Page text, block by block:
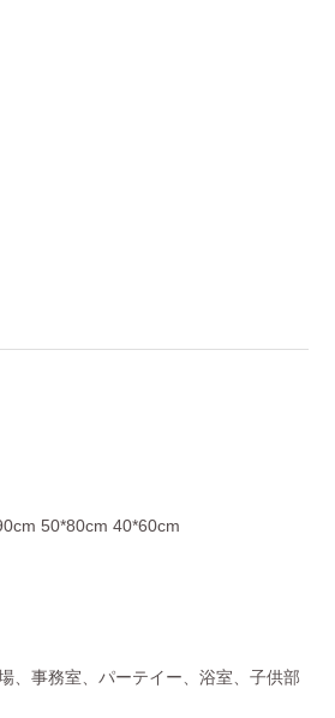
50*80cm 40*60cm
、事務室、パーテイー、浴室、子供部